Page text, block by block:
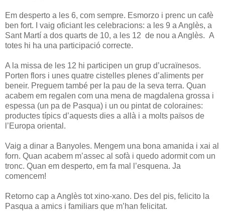
Em desperto a les 6, com sempre. Esmorzo i prenc un cafè
ben fort. I vaig oficiant les celebracions: a les 9 a Anglès, a
Sant Martí a dos quarts de 10, a les 12 de nou a Anglès. A
totes hi ha una participació correcte.
A la missa de les 12 hi participen un grup d’ucraïnesos.
Porten flors i unes quatre cistelles plenes d’aliments per
beneir. Preguem també per la pau de la seva terra. Quan
acabem em regalen com una mena de magdalena grossa i
espessa (un pa de Pasqua) i un ou pintat de coloraines:
productes típics d’aquests dies a allà i a molts països de
l’Europa oriental.
Vaig a dinar a Banyoles. Mengem una bona amanida i xai al
forn. Quan acabem m’assec al sofà i quedo adormit com un
tronc. Quan em desperto, em fa mal l’esquena. Ja
comencem!
Retorno cap a Anglès tot xino-xano. Des del pis, felicito la
Pasqua a amics i familiars que m’han felicitat.